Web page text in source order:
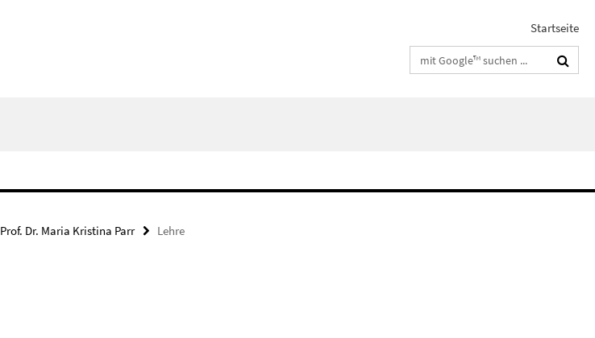
Startseite
Suchbegriffe
Prof. Dr. Maria Kristina Parr Lehre